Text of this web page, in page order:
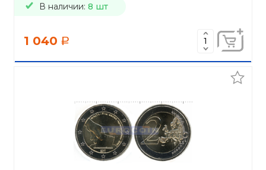
В наличии: 8 шт
1 040 a